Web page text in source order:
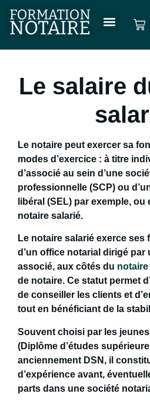
Le salaire
Le notaire peut exercer sa
modes d’exercice : à titre
d’associé au sein d’une
professionnelle (SCP) ou
libéral (SEL) par exemple,
notaire salarié.
Le notaire salarié exerce ses
d’un office notarial dirigé par
associé, aux côtés du
de notaire. Ce statut permet
de conseiller les clients et
tout en bénéficiant de la
Souvent choisi par les
(Diplôme d’études
anciennement DSN, il
d’expérience avant,
parts dans une société